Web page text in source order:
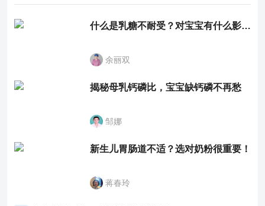
什么是乳糖不耐受？对宝宝有什么影响？
余丽双
揭秘母乳钙磷比，宝宝缺钙磷不再愁
邹娜
新生儿胃肠道不适？选对奶粉很重要！
蒋春玲